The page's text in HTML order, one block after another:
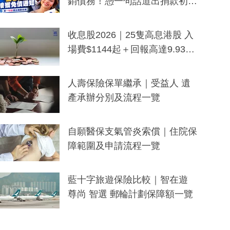
一度被誤當詐騙手段
收息股2026｜25隻高息港股 入
場費$1144起＋回報高達9.93
人壽保險保單繼承｜受益人 遺
產承辦分別及流程一覽
自願醫保支氣管炎索償｜住院保
障範圍及申請流程一覽
藍十字旅遊保險比較｜智在遊
尊尚 智選 郵輪計劃保障額一覽